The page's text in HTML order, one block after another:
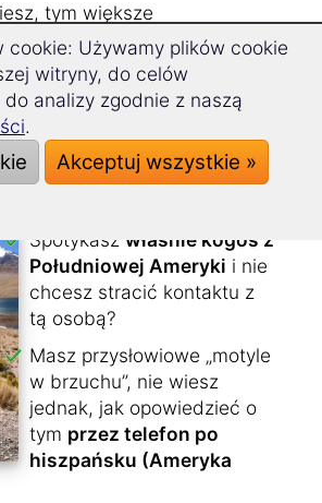
tym większe
że nie przegapisz
uzupełnienie wiedzy – nie
Spotykasz właśnie kogoś z
Południowej Ameryki i nie
chcesz stracić kontaktu z
tą osobą?
Masz przysłowiowe „motyle
w brzuchu”, nie wiesz
jednak, jak opowiedzieć o
tym przez telefon po
hiszpańsku (Ameryka
cookie: Używamy plików cookie
witryny, do celów
analizy zgodnie z naszą
.
Akceptuj wszystkie »